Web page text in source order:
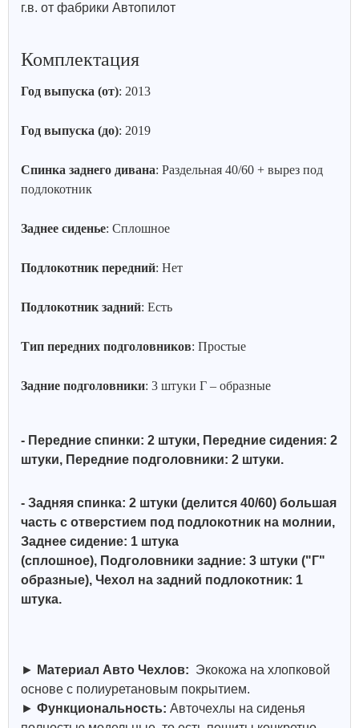
г.в. от фабрики Автопилот
Комплектация
Год выпуска (от): 2013
Год выпуска (до): 2019
Спинка заднего дивана: Раздельная 40/60 + вырез под
подлокотник
Заднее сиденье: Сплошное
Подлокотник передний: Нет
Подлокотник задний: Есть
Тип передних подголовников: Простые
Задние подголовники: 3 штуки Г – образные
- Передние спинки: 2 штуки, Передние сидения: 2
штуки, Передние подголовники: 2 штуки.
- Задняя спинка: 2 штуки (делится 40/60) большая
часть с отверстием под подлокотник на молнии,
Заднее сидение: 1 штука
(сплошное), Подголовники задние: 3 штуки ("Г"
образные), Чехол на задний подлокотник: 1
штука.
► Материал Авто Чехлов: Экокожа на хлопковой
основе с полиуретановым покрытием.
► Функциональность: Авточехлы на сиденья